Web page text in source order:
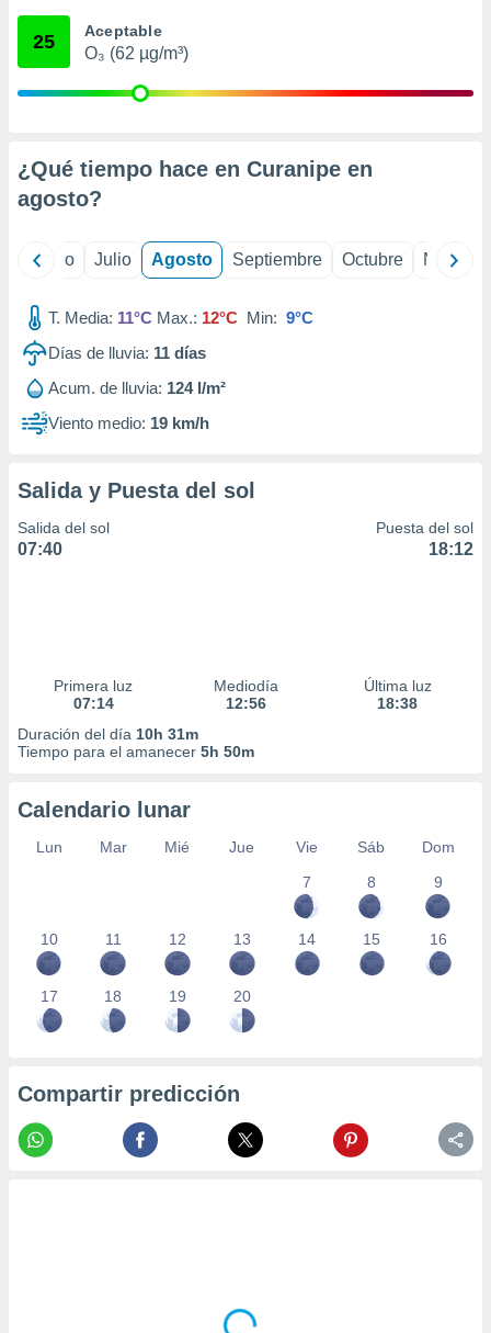
mediante
publicidad
1199
25 Aceptable
O₃ (62 µg/m³)
¿Qué tiempo hace en Curanipe en
agosto?
Junio Julio Agosto Septiembre Octubre
T. Media: 11°C Max.: 12°C Min: 9°C
Días de lluvia: 11 días
Acum. de lluvia: 124 l/m²
Viento medio: 19 km/h
Salida y Puesta del sol
Salida del sol
07:40
Puesta del sol
18:12
Primera luz
07:14
Mediodía
12:56
Última luz
18:38
Duración del día 10h 31m
Tiempo para el amanecer 5h 50m
Calendario lunar
Lun Mar Mié Jue Vie Sáb
Dom
7
8 9
10 11 12 13 14 15 16
17 18 19 20
Compartir predicción